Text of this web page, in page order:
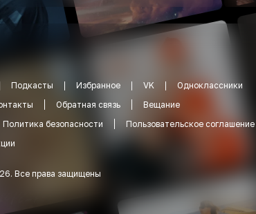
Подкасты Избранное VK
Одноклассники
Обратная связь
Вещание
Политика безопасности
Пользовательское соглашение
. Все права защищены